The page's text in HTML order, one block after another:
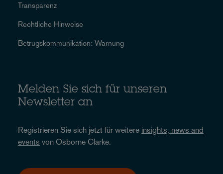
Transparenz
Rechtliche Hinweise
Betrugskommunikation: Warnung
Melden Sie sich für unseren
Newsletter an
Registrieren Sie sich jetzt für weitere insights, news and
events von Osborne Clarke.